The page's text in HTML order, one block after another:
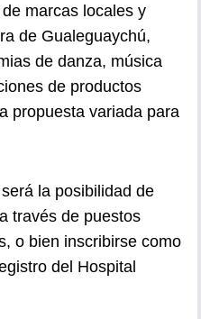
marcas locales y
de Gualeguaychú,
de danza, música
de productos
propuesta variada para
la posibilidad de
través de puestos
o bien inscribirse como
del Hospital